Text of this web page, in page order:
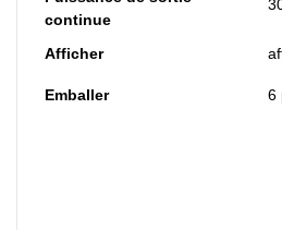
continue
Afficher
Emballer 6